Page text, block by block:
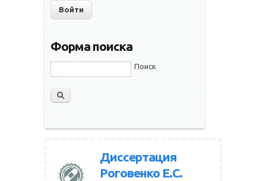
Форма поиска
Поиск
Диссертация
Роговенко Е.С.